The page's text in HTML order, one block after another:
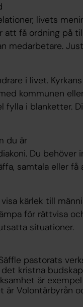
livets
få ordning på
medarbetare.
i livet.
kommunen
i blanketter.
du är
Du
samtala eller
kärlek till
för rättvisa
situationer.
pastorats
kristna
är
är Volontärbyrån